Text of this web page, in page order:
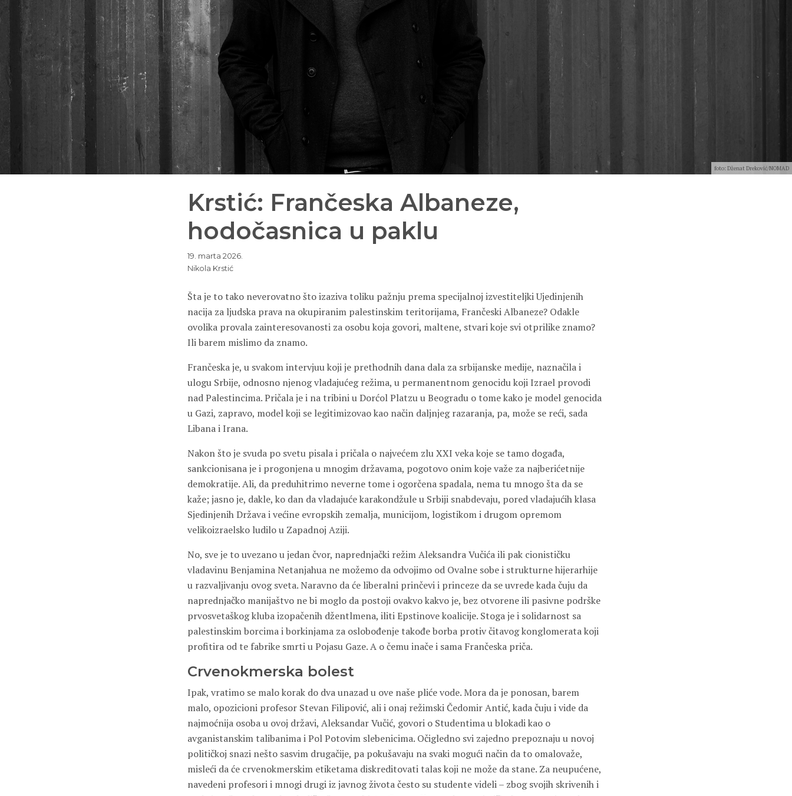
foto: Dženat Dreković/NOMAD
Krstić: Frančeska Albaneze,
hodočasnica u paklu
19. marta 2026.
Nikola Krstić
Šta je to tako neverovatno što izaziva toliku pažnju prema specijalnoj izvestiteljki Ujedinjenih
nacija za ljudska prava na okupiranim palestinskim teritorijama, Frančeski Albaneze? Odakle
ovolika provala zainteresovanosti za osobu koja govori, maltene, stvari koje svi otprilike znamo?
Ili barem mislimo da znamo.
Frančeska je, u svakom intervjuu koji je prethodnih dana dala za srbijanske medije, naznačila i
ulogu Srbije, odnosno njenog vladajućeg režima, u permanentnom genocidu koji Izrael provodi
nad Palestincima. Pričala je i na tribini u Dorćol Platzu u Beogradu o tome kako je model genocida
u Gazi, zapravo, model koji se legitimizovao kao način daljnjeg razaranja, pa, može se reći, sada
Libana i Irana.
Nakon što je svuda po svetu pisala i pričala o najvećem zlu XXI veka koje se tamo događa,
sankcionisana je i progonjena u mnogim državama, pogotovo onim koje važe za najberićetnije
demokratije. Ali, da preduhitrimo neverne tome i ogorčena spadala, nema tu mnogo šta da se
kaže; jasno je, dakle, ko dan da vladajuće karakondžule u Srbiji snabdevaju, pored vladajućih klasa
Sjedinjenih Država i većine evropskih zemalja, municijom, logistikom i drugom opremom
velikoizraelsko ludilo u Zapadnoj Aziji.
No, sve je to uvezano u jedan čvor, naprednjački režim Aleksandra Vučića ili pak cionističku
vladavinu Benjamina Netanjahua ne možemo da odvojimo od Ovalne sobe i strukturne hijerarhije
u razvaljivanju ovog sveta. Naravno da će liberalni prinčevi i princeze da se uvrede kada čuju da
naprednjačko manijaštvo ne bi moglo da postoji ovakvo kakvo je, bez otvorene ili pasivne podrške
prvosvetaškog kluba izopačenih džentlmena, iliti Epstinove koalicije. Stoga je i solidarnost sa
palestinskim borcima i borkinjama za oslobođenje takođe borba protiv čitavog konglomerata koji
profitira od te fabrike smrti u Pojasu Gaze. A o čemu inače i sama Frančeska priča.
Crvenokmerska bolest
Ipak, vratimo se malo korak do dva unazad u ove naše pliće vode. Mora da je ponosan, barem
malo, opozicioni profesor Stevan Filipović, ali i onaj režimski Čedomir Antić, kada čuju i vide da
najmoćnija osoba u ovoj državi, Aleksandar Vučić, govori o Studentima u blokadi kao o
avganistanskim talibanima i Pol Potovim slebenicima. Očigledno svi zajedno prepoznaju u novoj
političkoj snazi nešto sasvim drugačije, pa pokušavaju na svaki mogući način da to omalovaže,
misleći da će crvenokmerskim etiketama diskreditovati talas koji ne može da stane. Za neupućene,
navedeni profesori i mnogi drugi iz javnog života često su studente videli – zbog svojih skrivenih i